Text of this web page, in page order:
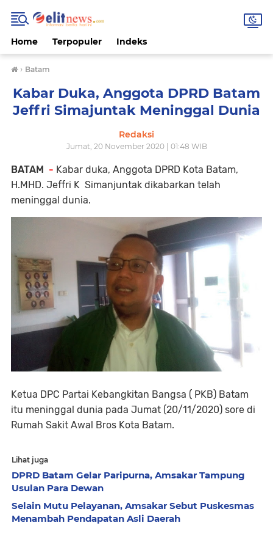
Home Terpopuler Indeks
› Batam
Kabar Duka, Anggota DPRD Batam
Jeffri Simajuntak Meninggal Dunia
Redaksi
Jumat, 20 November 2020 | 01:48 WIB
BATAM - Kabar duka, Anggota DPRD Kota Batam,
H.MHD. Jeffri K Simanjuntak dikabarkan telah
meninggal dunia.
Ketua DPC Partai Kebangkitan Bangsa ( PKB) Batam
itu meninggal dunia pada Jumat (20/11/2020) sore di
Rumah Sakit Awal Bros Kota Batam.
Lihat juga
DPRD Batam Gelar Paripurna, Amsakar Tampung
Usulan Para Dewan
Selain Mutu Pelayanan, Amsakar Sebut Puskesmas
Menambah Pendapatan Asli Daerah